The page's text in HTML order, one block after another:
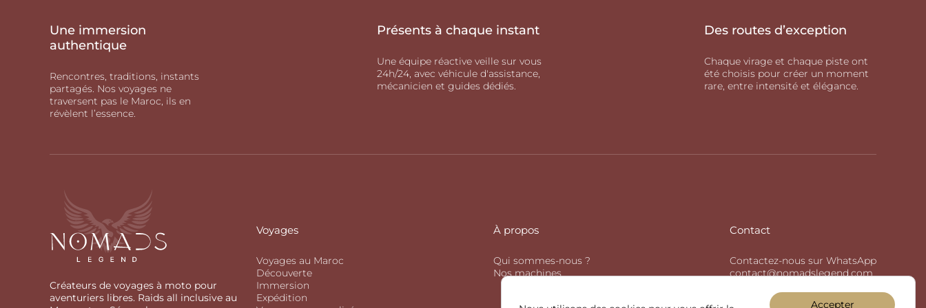
Une immersion
authentique
Rencontres, traditions, instants
partagés. Nos voyages ne
traversent pas le Maroc, ils en
révèlent l’essence.
Présents à chaque instant
Une équipe réactive veille sur vous
24h/24, avec véhicule d'assistance,
mécanicien et guides dédiés.
Des routes d’exception
Chaque virage et chaque piste ont
été choisis pour créer un moment
rare, entre intensité et élégance.
Créateurs de voyages à moto pour
aventuriers libres. Raids all inclusive au
Voyages
Voyages au Maroc
Découverte
Immersion
Expédition
À propos
Qui sommes-nous ?
Nos machines
Contact
Contactez-nous sur WhatsApp
contact@nomadslegend.com
Suivez-nous sur...Accepter